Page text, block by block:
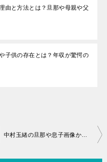
由と方法とは？旦那や母親や父
子供の存在とは？年収が驚愕の
中村玉緒の旦那や息子画像から！若い頃から天然ボケ？